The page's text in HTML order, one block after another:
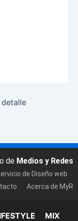
de Medios y Redes
de Diseño web
Acerca de MyR
MIX